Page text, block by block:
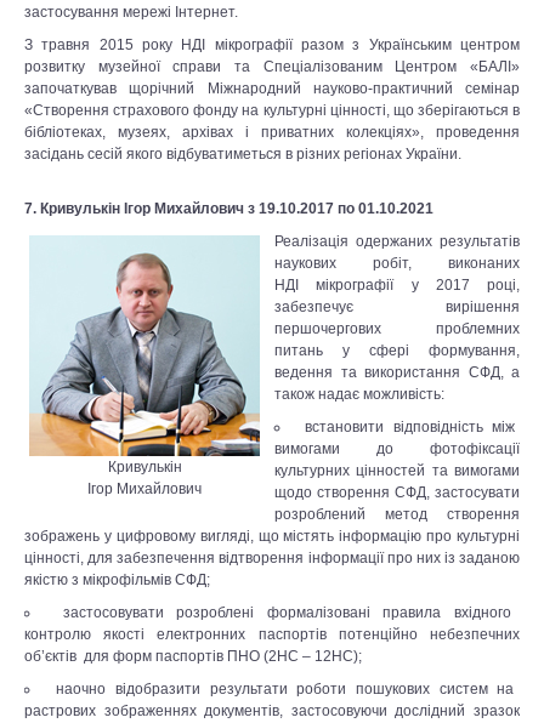
застосування мережі Інтернет.
З травня 2015 року НДІ мікрографії разом з Українським центром
розвитку музейної справи та Спеціалізованим Центром «БАЛІ»
започаткував щорічний Міжнародний науково-практичний семінар
«Створення страхового фонду на культурні цінності, що зберігаються в
бібліотеках, музеях, архівах і приватних колекціях», проведення
засідань сесій якого відбуватиметься в різних регіонах України.
7. Кривулькін Ігор Михайлович з 19.10.2017 по 01.10.2021
Кривулькін
Ігор Михайлович
Реалізація одержаних результатів
наукових робіт, виконаних
НДІ мікрографії у 2017 році,
забезпечує вирішення
першочергових проблемних
питань у сфері формування,
ведення та використання СФД, а
також надає можливість:
встановити відповідність між
вимогами до фотофіксації
культурних цінностей та вимогами
щодо створення СФД, застосувати
розроблений метод створення
зображень у цифровому вигляді, що містять інформацію про культурні
цінності, для забезпечення відтворення інформації про них із заданою
якістю з мікрофільмів СФД;
застосовувати розроблені формалізовані правила вхідного
контролю якості електронних паспортів потенційно небезпечних
об’єктів для форм паспортів ПНО (2НС – 12НС);
наочно відобразити результати роботи пошукових систем на
растрових зображеннях документів, застосовуючи дослідний зразок